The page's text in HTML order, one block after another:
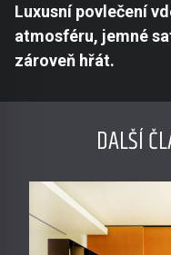
Luxusní povlečení
atmosféru, jemné
zároveň hřát.
DALŠÍ